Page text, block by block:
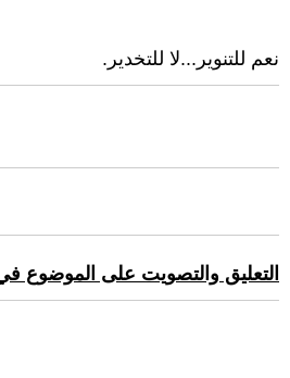
نعم للتنوير...لا للتخدير.
التعليق والتصويت على الموضوع